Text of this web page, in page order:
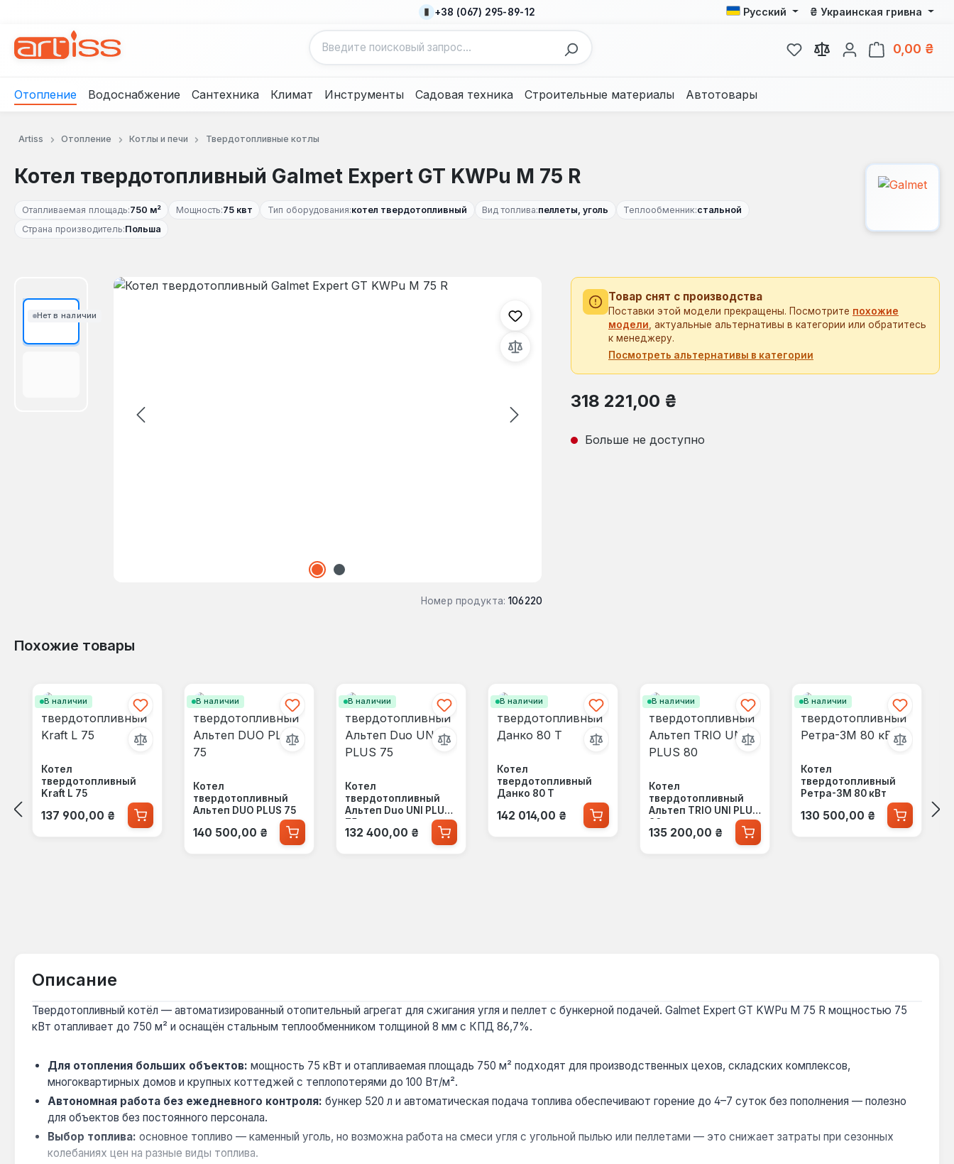
+38 (067) 295-89-12 Русский ₴ Украинская гривна
У вас есть товары из
0,00 ₴
Отопление Водоснабжение Сантехника Климат Инструменты Садовая техника Строительные материалы Автотовары
Artiss Отопление Котлы и печи Твердотопливные котлы
Котел твердотопливный Galmet Expert GT KWPu M 75 R
Отапливаемая площадь:750 м² Мощность:75 квт Тип оборудования:котел твердотопливный Вид топлива:пеллеты, уголь Теплообменник:стальной
Страна производитель:Польша
Нет в наличии
Пропустить галерею изображений
Номер продукта: 106220
Товар снят с производства
Поставки этой модели прекращены. Посмотрите похожие
модели , актуальные альтернативы в категории или обратитесь
к менеджеру.
Посмотреть альтернативы в категории
Обычная цена:
318 221,00 ₴
Больше не доступно
Похожие товары
В наличии
Котел
твердотопливный
Kraft L 75
Обычная цена:
137 900,00 ₴
В наличии
Котел
твердотопливный
Альтеп DUO PLUS 75
Обычная цена:
140 500,00 ₴
В наличии
Котел
твердотопливный
Альтеп Duo UNI PLUS
75
Обычная цена:
132 400,00 ₴
В наличии
Котел
твердотопливный
Данко 80 Т
Обычная цена:
142 014,00 ₴
В наличии
Котел
твердотопливный
Альтеп TRIO UNI PLUS
80
Обычная цена:
135 200,00 ₴
В наличии
Котел
твердотопливный
Ретра-3М 80 кВт
Обычная цена:
130 500,00 ₴
Описание
Твердотопливный котёл — автоматизированный отопительный агрегат для сжигания угля и пеллет с бункерной подачей. Galmet Expert GT KWPu M 75 R мощностью 75
кВт отапливает до 750 м² и оснащён стальным теплообменником толщиной 8 мм с КПД 86,7%.
Для отопления больших объектов: мощность 75 кВт и отапливаемая площадь 750 м² подходят для производственных цехов, складских комплексов,
многоквартирных домов и крупных коттеджей с теплопотерями до 100 Вт/м².
Автономная работа без ежедневного контроля: бункер 520 л и автоматическая подача топлива обеспечивают горение до 4–7 суток без пополнения — полезно
для объектов без постоянного персонала.
Выбор топлива: основное топливо — каменный уголь, но возможна работа на смеси угля с угольной пылью или пеллетами — это снижает затраты при сезонных
колебаниях цен на разные виды топлива.